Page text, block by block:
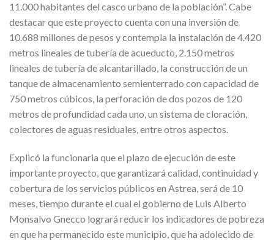
11.000 habitantes del casco urbano de la población”. Cabe
destacar que este proyecto cuenta con una inversión de
10.688 millones de pesos y contempla la instalación de 4.420
metros lineales de tubería de acueducto, 2.150 metros
lineales de tubería de alcantarillado, la construcción de un
tanque de almacenamiento semienterrado con capacidad de
750 metros cúbicos, la perforación de dos pozos de 120
metros de profundidad cada uno, un sistema de cloración,
colectores de aguas residuales, entre otros aspectos.
Explicó la funcionaria que el plazo de ejecución de este
importante proyecto, que garantizará calidad, continuidad y
cobertura de los servicios públicos en Astrea, será de 10
meses, tiempo durante el cual el gobierno de Luis Alberto
Monsalvo Gnecco logrará reducir los indicadores de pobreza
en que ha permanecido este municipio, que ha adolecido de